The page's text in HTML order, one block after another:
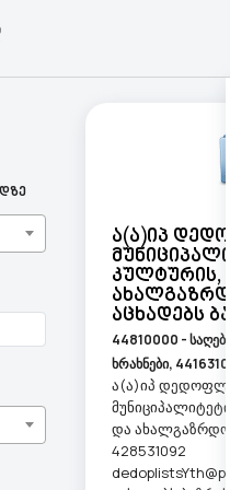
Ა(ა)იპ
Კულტურის,
Აცხადებს
44810000 -
ხრახნები,
ა(ა)იპ
და
428531092